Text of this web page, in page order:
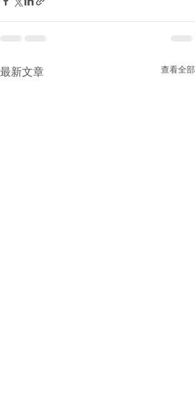
最新文章 查看全部